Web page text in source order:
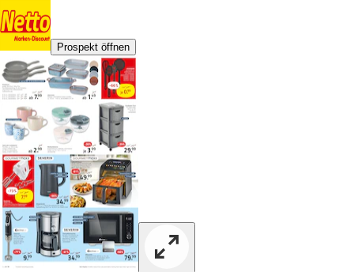
Prospekt öffnen